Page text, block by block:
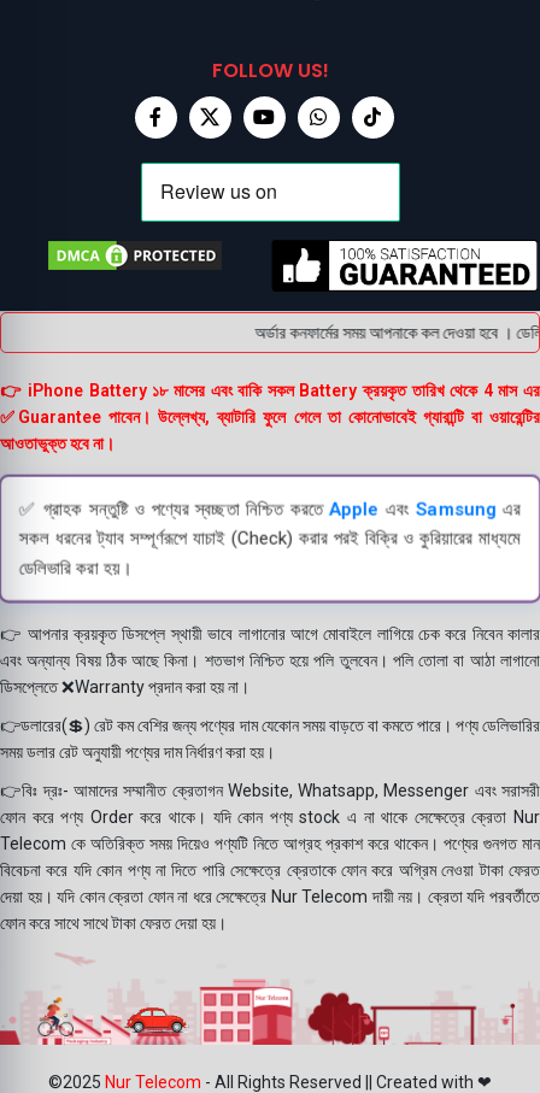
FOLLOW US!
অর্ডার কনফার্মের সময় আপনাকে কল দেওয়া হবে ।
👉 iPhone Battery ১৮ মাসের এবং বাকি সকল Battery ক্রয়কৃত তারিখ থেকে 4 মাস এর
✅Guarantee পাবেন। উল্লেখ্য, ব্যাটারি ফুলে গেলে তা কোনোভাবেই গ্যারান্টি বা ওয়ারেন্টির
আওতাভুক্ত হবে না।
✅ গ্রাহক সন্তুষ্টি ও পণ্যের স্বচ্ছতা নিশ্চিত করতে Apple এবং Samsungএর
সকল ধরনের ট্যাব সম্পূর্ণরূপে যাচাই (Check) করার পরই বিক্রি ও কুরিয়ারের মাধ্যমে
ডেলিভারি করা হয়।
👉 আপনার ক্রয়কৃত ডিসপ্লে স্থায়ী ভাবে লাগানোর আগে মোবাইলে লাগিয়ে চেক করে নিবেন কালার
এবং অন্যান্য বিষয় ঠিক আছে কিনা। শতভাগ নিশ্চিত হয়ে পলি তুলবেন। পলি তোলা বা আঠা লাগানো
ডিসপ্লেতে ❌Warranty প্রদান করা হয় না।
👉ডলারের(💲) রেট কম বেশির জন্য পণ্যের দাম যেকোন সময় বাড়তে বা কমতে পারে। পণ্য ডেলিভারির
সময় ডলার রেট অনুযায়ী পণ্যের দাম নির্ধারণ করা হয়।
👉বিঃ দ্রঃ- আমাদের সম্মানীত ক্রেতাগন Website, Whatsapp, Messenger এবং সরাসরী
ফোন করে পণ্য Order করে থাকে। যদি কোন পণ্য stock এ না থাকে সেক্ষেত্রে ক্রেতা Nur
Telecom কে অতিরিক্ত সময় দিয়েও পণ্যটি নিতে আগ্রহ প্রকাশ করে থাকেন। পণ্যের গুনগত মান
বিবেচনা করে যদি কোন পণ্য না দিতে পারি সেক্ষেত্রে ক্রেতাকে ফোন করে অগ্রিম নেওয়া টাকা ফেরত
দেয়া হয়। যদি কোন ক্রেতা ফোন না ধরে সেক্ষেত্রে Nur Telecom দায়ী নয়। ক্রেতা যদি পরবর্তীতে
ফোন করে সাথে সাথে টাকা ফেরত দেয়া হয়।
©2025 Nur Telecom - All Rights Reserved || Created with ❤